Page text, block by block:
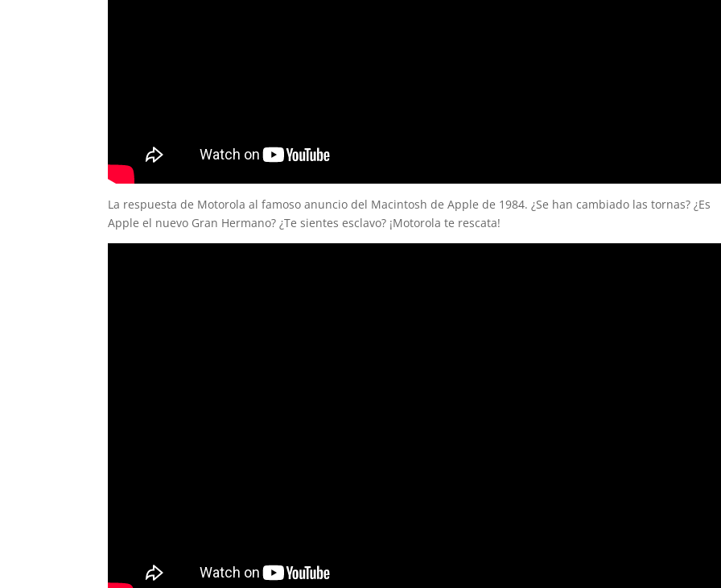
La respuesta de Motorola al famoso anuncio del Macintosh de Apple de 1984. ¿Se han cambiado las tornas? ¿Es
Apple el nuevo Gran Hermano? ¿Te sientes esclavo? ¡Motorola te rescata!